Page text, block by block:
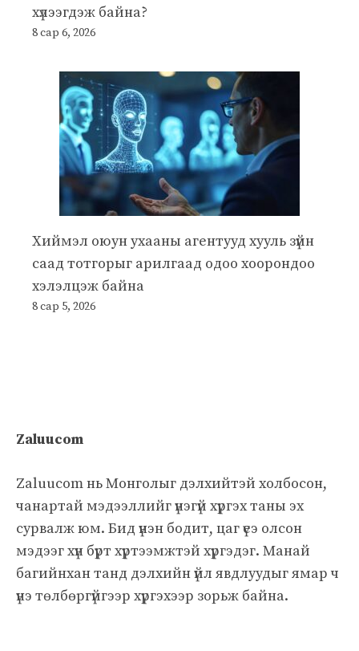
хүлээгдэж байна?
8 сар 6, 2026
Хиймэл оюун ухааны агентууд хууль зүйн
саад тотгорыг арилгаад одоо хоорондоо
хэлэлцэж байна
8 сар 5, 2026
Zaluucom
Zaluucom нь Монголыг дэлхийтэй холбосон,
чанартай мэдээллийг үнэгүй хүргэх таны эх
сурвалж юм. Бид үнэн бодит, цаг үеэ олсон
мэдээг хүн бүрт хүртээмжтэй хүргэдэг. Манай
багийнхан танд дэлхийн үйл явдлуудыг ямар ч
үнэ төлбөргүйгээр хүргэхээр зорьж байна.